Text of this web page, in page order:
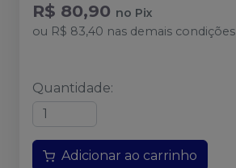
R$ 80,90 no Pix
ou R$ 83,40 nas demais condições
Quantidade:
Adicionar ao carrinho